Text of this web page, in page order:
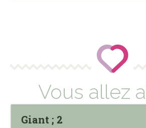
Vous allez
Giant ; 2